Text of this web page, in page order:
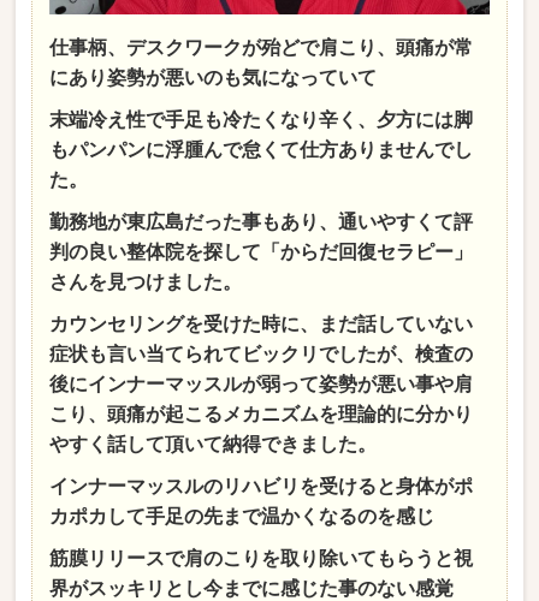
仕事柄、デスクワークが殆どで肩こり、頭痛が常
にあり姿勢が悪いのも気になっていて
末端冷え性で手足も冷たくなり辛く、夕方には脚
もパンパンに浮腫んで怠くて仕方ありませんでし
た。
勤務地が東広島だった事もあり、通いやすくて評
判の良い整体院を探して「からだ回復セラピー」
さんを見つけました。
カウンセリングを受けた時に、まだ話していない
症状も言い当てられてビックリでしたが、検査の
後にインナーマッスルが弱って姿勢が悪い事や肩
こり、頭痛が起こるメカニズムを理論的に分かり
やすく話して頂いて納得できました。
インナーマッスルのリハビリを受けると身体がポ
カポカして手足の先まで温かくなるのを感じ
筋膜リリースで肩のこりを取り除いてもらうと視
界がスッキリとし今までに感じた事のない感覚